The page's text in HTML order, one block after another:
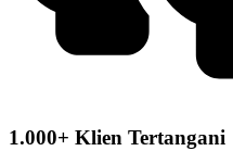
1.000+ Klien Tertangani